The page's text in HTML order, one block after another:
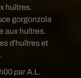
par A.L.
huîtres.
gorgonzola
aux huîtres.
d'huîtres et